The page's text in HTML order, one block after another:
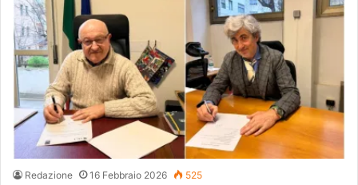
Redazione 16 Febbraio 2026 525